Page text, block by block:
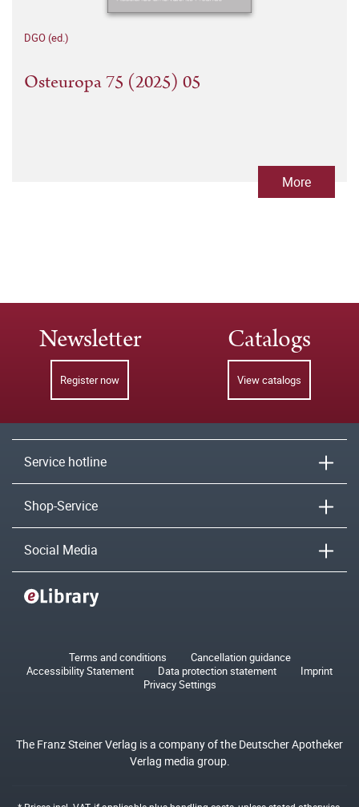
DGO (ed.)
Osteuropa 75 (2025) 05
More
Newsletter
Register now
Catalogs
View catalogs
Service hotline
Shop-Service
Social Media
Terms and conditions
Cancellation guidance
Accessibility Statement
Data protection statement
Imprint
Privacy Settings
The Franz Steiner Verlag is a company of the Deutscher Apotheker
Verlag media group.